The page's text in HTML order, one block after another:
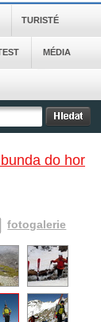
TURISTÉ
MÉDIA
do hor
fotogalerie